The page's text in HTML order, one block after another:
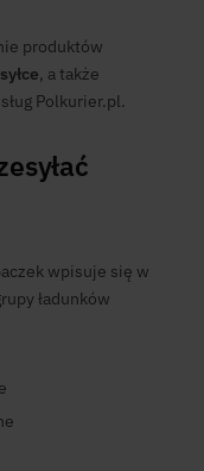
produktów
, a także
Polkurier.pl.
wpisuje się w
ładunków